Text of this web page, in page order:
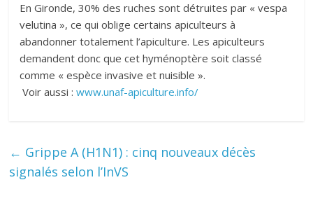
En Gironde, 30% des ruches sont détruites par « vespa
velutina », ce qui oblige certains apiculteurs à
abandonner totalement l’apiculture. Les apiculteurs
demandent donc que cet hyménoptère soit classé
comme « espèce invasive et nuisible ».
Voir aussi :www.unaf-apiculture.info/
← Grippe A (H1N1) : cinq nouveaux décès
signalés selon l’InVS